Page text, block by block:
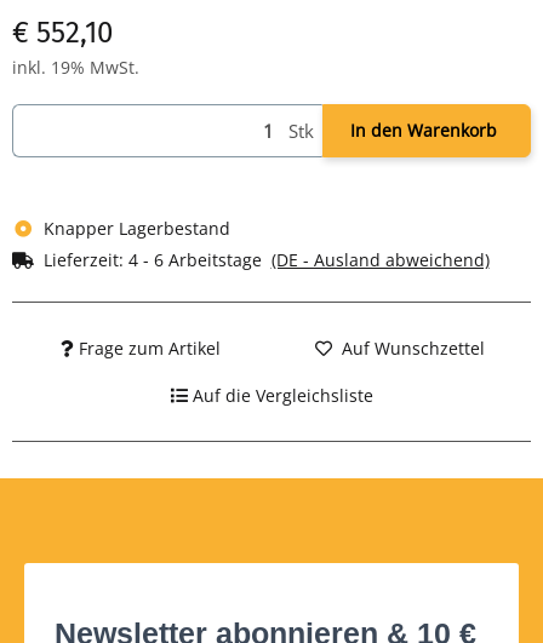
Aktenregal mit 4 Fachböden für 4,5 Ordnerhöhen: H 1800 x B
800 x T 383 mm
Farbe: RAL 7035 lichtgrau - pulverbeschichtet
Komplett verschweißter Korpus - sofort einsatzbereit
Lieferung erfolgt Regal in Schrank
€ 552,10
inkl. 19% MwSt.
Stk In den Warenkorb
Knapper Lagerbestand
Lieferzeit: 4 - 6 Arbeitstage (DE - Ausland abweichend)
Frage zum Artikel Auf Wunschzettel
Auf die Vergleichsliste